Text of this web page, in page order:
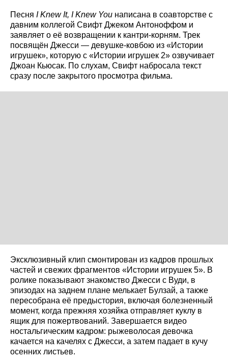
Песня I Knew It, I Knew You написана в соавторстве с
давним коллегой Свифт Джеком Антоноффом и
заявляет о её возвращении к кантри-корням. Трек
посвящён Джесси — девушке-ковбою из «Истории
игрушек», которую с «Истории игрушек 2» озвучивает
Джоан Кьюсак. По слухам, Свифт набросала текст
сразу после закрытого просмотра фильма.
Эксклюзивный клип смонтирован из кадров прошлых
частей и свежих фрагментов «Истории игрушек 5». В
ролике показывают знакомство Джесси с Вуди, в
эпизодах на заднем плане мелькает Булзай, а также
пересобрана её предыстория, включая болезненный
момент, когда прежняя хозяйка отправляет куклу в
ящик для пожертвований. Завершается видео
ностальгическим кадром: рыжеволосая девочка
качается на качелях с Джесси, а затем падает в кучу
осенних листьев.